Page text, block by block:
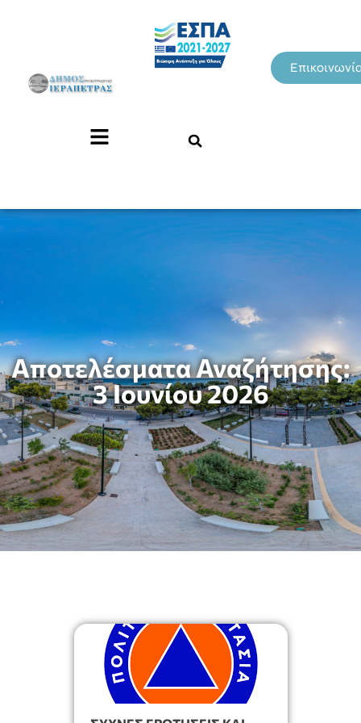
Αποτελέσματα Αναζήτησης:
3 Ιουνίου 2026